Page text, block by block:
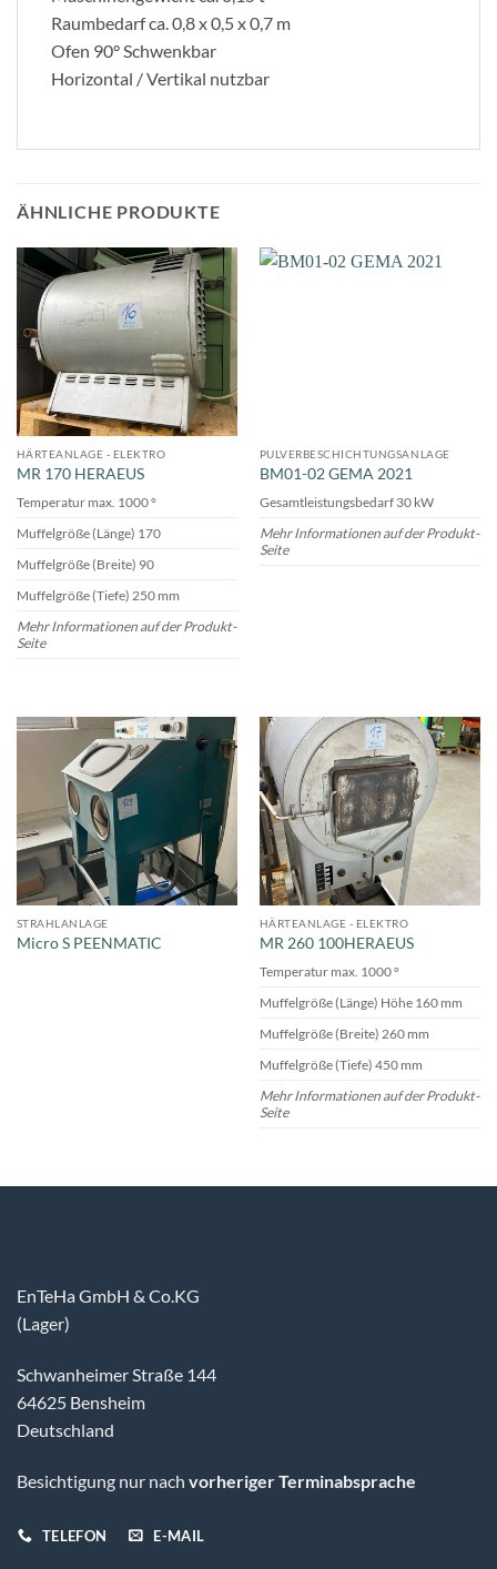
Raumbedarf ca. 0,8 x 0,5 x 0,7 m
Ofen 90° Schwenkbar
Horizontal / Vertikal nutzbar
ÄHNLICHE PRODUKTE
HÄRTEANLAGE - ELEKTRO
MR 170 HERAEUS
Temperatur max. 1000 °
Muffelgröße (Länge) 170
Muffelgröße (Breite) 90
Muffelgröße (Tiefe) 250 mm
Mehr Informationen auf der Produkt-
Seite
PULVERBESCHICHTUNGSANLAGE
BM01-02 GEMA 2021
Gesamtleistungsbedarf 30 kW
Mehr Informationen auf der Produkt-
Seite
STRAHLANLAGE
Micro S PEENMATIC
HÄRTEANLAGE - ELEKTRO
MR 260 100HERAEUS
Temperatur max. 1000 °
Muffelgröße (Länge) Höhe 160 mm
Muffelgröße (Breite) 260 mm
Muffelgröße (Tiefe) 450 mm
Mehr Informationen auf der Produkt-
Seite
EnTeHa GmbH & Co.KG
(Lager)
Schwanheimer Straße 144
64625 Bensheim
Deutschland
Besichtigung nur nach vorheriger Terminabsprache
TELEFON E-MAIL